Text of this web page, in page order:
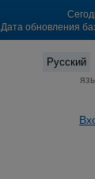
Дата обновления
Русский